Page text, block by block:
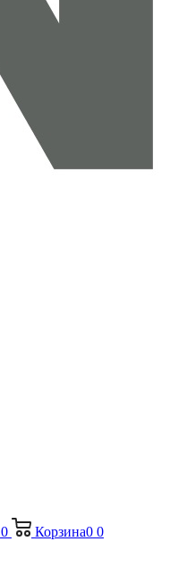
0 Корзина0 0